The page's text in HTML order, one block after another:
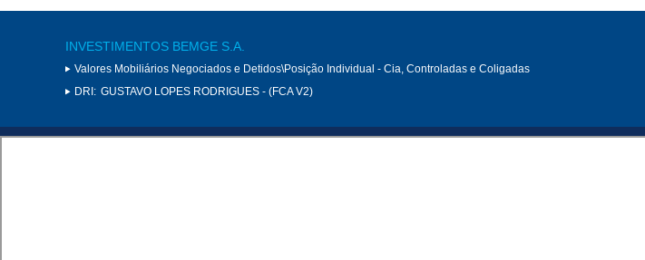
INVESTIMENTOS BEMGE S.A.
Valores Mobiliários Negociados e Detidos\Posição Individual - Cia, Controladas e Coligadas
DRI: GUSTAVO LOPES RODRIGUES - (FCA V2)